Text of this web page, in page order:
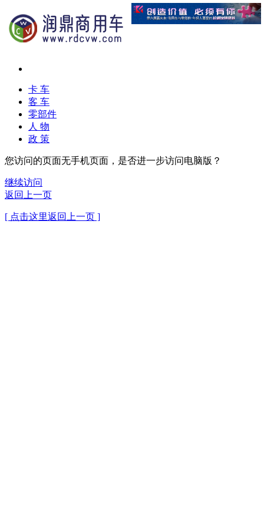
卡 车
客 车
零部件
人 物
政 策
您访问的页面无手机页面，是否进一步访问电脑版？
继续访问
返回上一页
[ 点击这里返回上一页 ]